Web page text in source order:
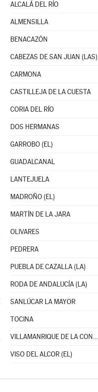
ALCALÁ DEL RÍO
ALMENSILLA
BENACAZÓN
CABEZAS DE SAN JUAN (LAS)
CARMONA
CASTILLEJA DE LA CUESTA
CORIA DEL RÍO
DOS HERMANAS
GARROBO (EL)
GUADALCANAL
LANTEJUELA
MADROÑO (EL)
MARTÍN DE LA JARA
OLIVARES
PEDRERA
PUEBLA DE CAZALLA (LA)
RODA DE ANDALUCÍA (LA)
SANLÚCAR LA MAYOR
TOCINA
VILLAMANRIQUE DE LA CONDESA
VISO DEL ALCOR (EL)